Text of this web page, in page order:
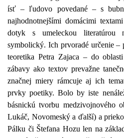
ísť – ľudovo povedané – s
najhodnotnejšími domácimi
dotyk s umeleckou literatúrou
symbolický. Ich prvoradé určenie –
teoretika Petra Zajaca – do
zábavy ako textov prevažne
značnej miery rámcuje aj ich
prvky poetiky. Bolo by iste
básnickú tvorbu medzivojnového
Lukáč, Novomeský a ďalší) a
Pálku či Štefana Hozu len na